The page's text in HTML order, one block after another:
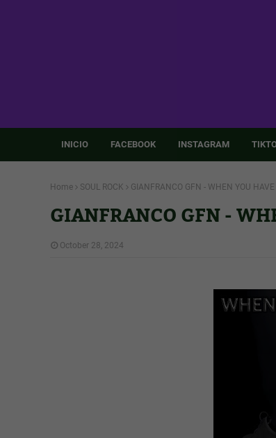
INICIO FACEBOOK INSTAGRAM
Home SOUL ROCK GIANFRANCO GFN - WHEN YOU HAVE
GIANFRANCO GFN -
October 28, 2024